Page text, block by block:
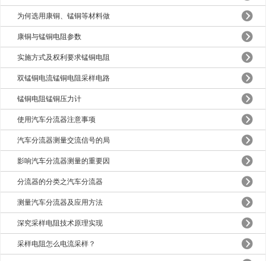
为何选用康铜、锰铜等材料做
康铜与锰铜电阻参数
实施方式及权利要求锰铜电阻
双锰铜电流锰铜电阻采样电路
锰铜电阻锰铜压力计
使用汽车分流器注意事项
汽车分流器测量交流信号的局
影响汽车分流器测量的重要因
分流器的分类之汽车分流器
测量汽车分流器及应用方法
深究采样电阻技术原理实现
采样电阻怎么电流采样？